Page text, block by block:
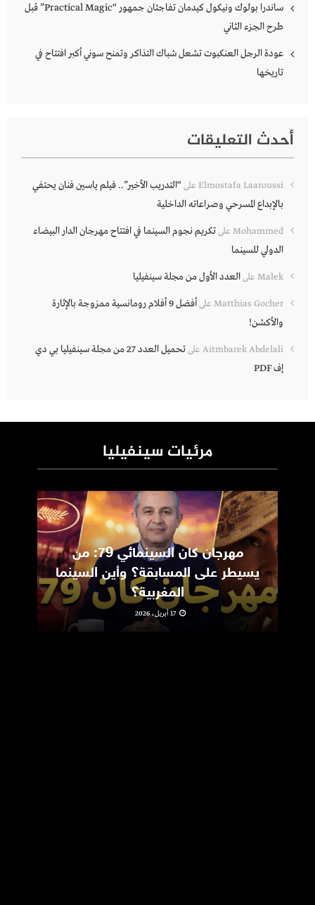
ساندرا بولوك ونيكول كيدمان تفاجئان جمهور “Practical Magic” قبل
طرح الجزء الثاني
عودة الرجل العنكبوت تشعل شباك التذاكر وتمنح سوني أكبر افتتاح في
تاريخها
أحدث التعليقات
Elmostafa Laaroussi على“التدريب الأخير”.. فيلم ياسين فنان يحتفي
بالإبداع المسرحي وصراعاته الداخلية
Mohammed علىتكريم نجوم السينما في افتتاح مهرجان الدار البيضاء
الدولي للسينما
Malek علىالعدد الأول من مجلة سينفيليا
Matthias Gocher على
أفضل 9 أفلام رومانسية ممزوجة بالإثارة
والأكشن!
Aitmbarek Abdelali على
تحميل العدد 27 من مجلة سينفيليا بي دي
إف PDF
مرئيات سينفيليا
مهرجان كان السينمائي 79: من
يسيطر على المسابقة؟ وأين السينما
المغربية؟
17 أبريل، 2026